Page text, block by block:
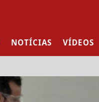
NOTÍCIAS VÍDEOS